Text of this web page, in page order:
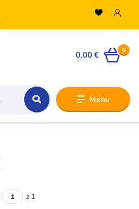
Menu
0
0,00 €
z 1